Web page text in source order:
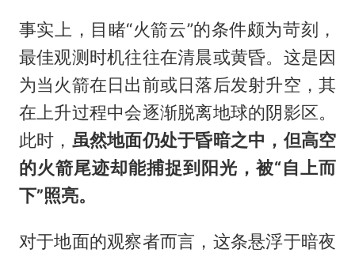
事实上，目睹“火箭云”的条件颇为苛刻，
最佳观测时机往往在清晨或黄昏。这是因
为当火箭在日出前或日落后发射升空，其
在上升过程中会逐渐脱离地球的阴影区。
此时， 虽然地面仍处于昏暗之中，但高空
的火箭尾迹却能捕捉到阳光，被“自上而
下”照亮。
对于地面的观察者而言，这条悬浮于暗夜